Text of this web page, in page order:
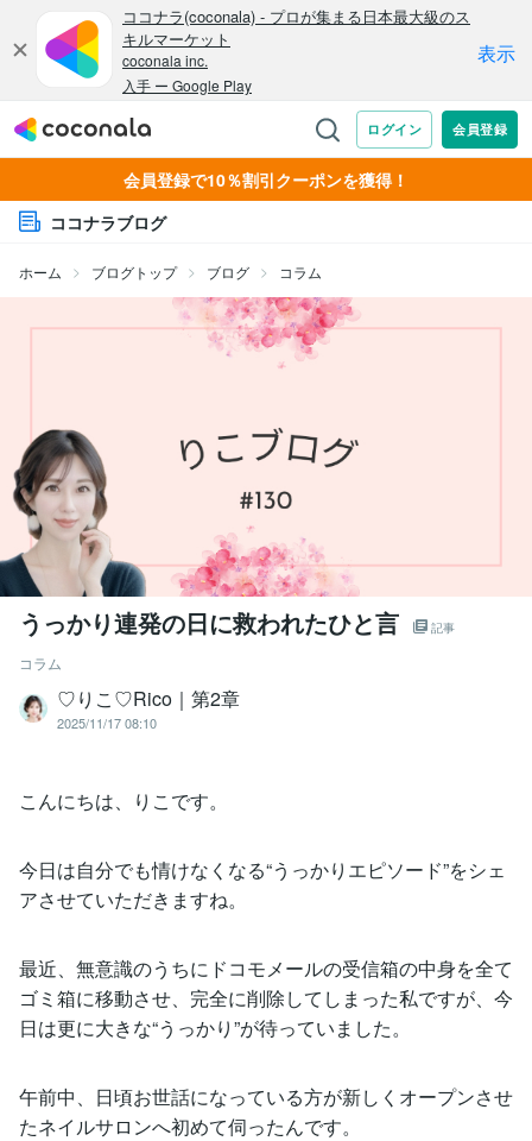
会員登録で10％割引クーポンを獲得！
ココナラブログ
ホーム ブログトップ ブログ コラム
うっかり連発の日に救われたひと言 記事
コラム
♡りこ♡Rico｜第2章
2025/11/17 08:10
こんにちは、りこです。
今日は自分でも情けなくなる“うっかりエピソード”をシェ
アさせていただきますね。
最近、無意識のうちにドコモメールの受信箱の中身を全て
ゴミ箱に移動させ、完全に削除してしまった私ですが、今
日は更に大きな“うっかり”が待っていました。
午前中、日頃お世話になっている方が新しくオープンさせ
たネイルサロンへ初めて伺ったんです。